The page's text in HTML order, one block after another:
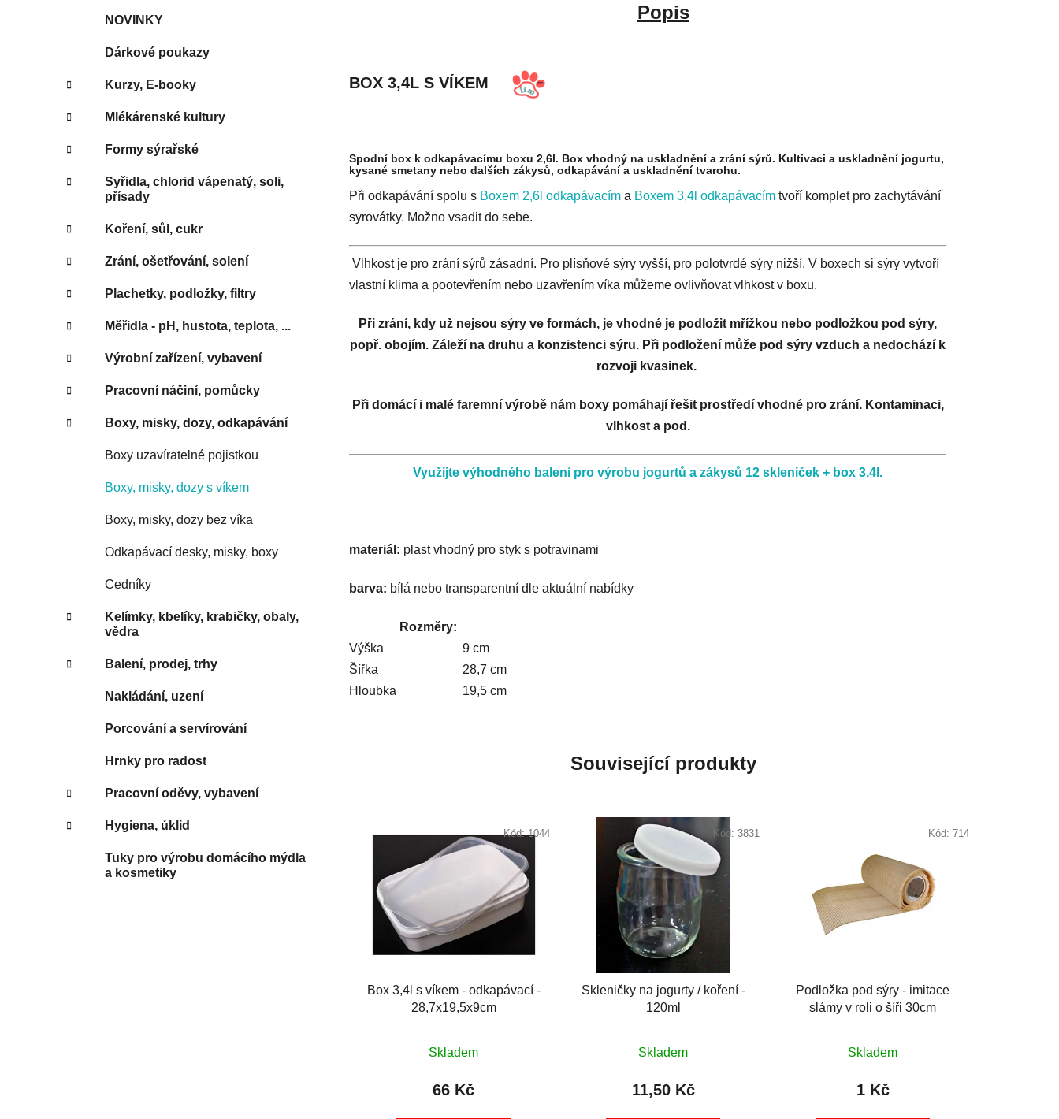
NOVINKY
Dárkové poukazy
Kurzy, E-booky
Mlékárenské kultury
Formy sýrařské
Syřidla, chlorid vápenatý, soli,
přísady
Koření, sůl, cukr
Zrání, ošetřování, solení
Plachetky, podložky, filtry
Měřidla - pH, hustota, teplota, ...
Výrobní zařízení, vybavení
Pracovní náčiní, pomůcky
Boxy, misky, dozy, odkapávání
Boxy uzavíratelné pojistkou
Boxy, misky, dozy s víkem
Boxy, misky, dozy bez víka
Odkapávací desky, misky, boxy
Cedníky
Kelímky, kbelíky, krabičky, obaly,
vědra
Balení, prodej, trhy
Nakládání, uzení
Porcování a servírování
Hrnky pro radost
Pracovní oděvy, vybavení
Hygiena, úklid
Tuky pro výrobu domácího mýdla
a kosmetiky
Popis
BOX 3,4L S VÍKEM
Spodní box k odkapávacímu boxu 2,6l. Box vhodný na uskladnění a zrání sýrů. Kultivaci a uskladnění jogurtu,
kysané smetany nebo dalších zákysů, odkapávání a uskladnění tvarohu.
Při odkapávání spolu s Boxem 2,6l odkapávacím a Boxem 3,4l odkapávacím tvoří komplet pro zachytávání
syrovátky. Možno vsadit do sebe.
Vlhkost je pro zrání sýrů zásadní. Pro plísňové sýry vyšší, pro polotvrdé sýry nižší. V boxech si sýry vytvoří
vlastní klima a pootevřením nebo uzavřením víka můžeme ovlivňovat vlhkost v boxu.
Při zrání, kdy už nejsou sýry ve formách, je vhodné je podložit mřížkou nebo podložkou pod sýry,
popř. obojím. Záleží na druhu a konzistenci sýru. Při podložení může pod sýry vzduch a nedochází k
rozvoji kvasinek.
Při domácí i malé faremní výrobě nám boxy pomáhají řešit prostředí vhodné pro zrání. Kontaminaci,
vlhkost a pod.
Využijte výhodného balení pro výrobu jogurtů a zákysů 12 skleniček + box 3,4l.
materiál: plast vhodný pro styk s potravinami
barva: bílá nebo transparentní dle aktuální nabídky
Rozměry:
Výška
9 cm
Šířka
28,7 cm
Hloubka
19,5 cm
Související produkty
Box 3,4l s víkem - odkapávací -
28,7x19,5x9cm
Skladem
66 Kč
Kód:1044
Skleničky na jogurty / koření -
120ml
Skladem
11,50 Kč
Kód: 3831
Podložka pod sýry - imitace
slámy v roli o šíři 30cm
Skladem
1 Kč
Kód: 714